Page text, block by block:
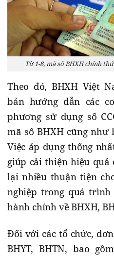
Từ 1-8, mã số BHXH chính
Theo đó, BHXH Việt
bản hướng dẫn các
phương sử dụng số
mã số BHXH cũng
Việc áp dụng thống
giúp cải thiện hiệu quả
lại nhiều thuận tiện
nghiệp trong quá
hành chính về BHXH,
Đối với các tổ chức,
BHYT, BHTN, bao